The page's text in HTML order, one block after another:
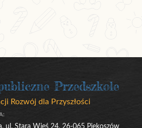
Przedszkole
Rozwój dla Przyszłości
ul. Stara Wieś 24, 26-065 Piekoszów